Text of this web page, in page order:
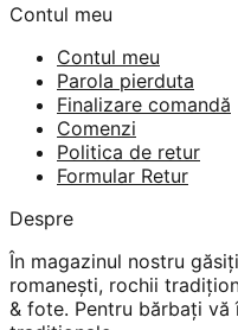
Contul meu
Contul meu
Parola pierduta
Finalizare comandă
Comenzi
Politica de retur
Formular Retur
Despre
În magazinul nostru
romanești, rochii
& fote. Pentru bărbați vă